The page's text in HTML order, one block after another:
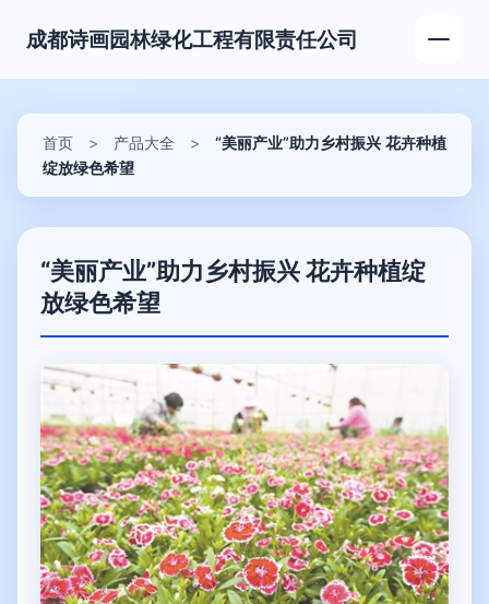
成都诗画园林绿化工程有限责任公司
首页 > 产品大全 >
“美丽产业”助力乡村振兴 花卉种植
绽放绿色希望
“美丽产业”助力乡村振兴 花卉种植绽
放绿色希望